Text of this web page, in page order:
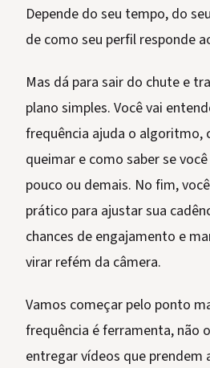
Depende do seu tempo, do
de como seu perfil responde
Mas dá para sair do chute e
plano simples. Você vai
frequência ajuda o algoritmo,
queimar e como saber se
pouco ou demais. No fim,
prático para ajustar sua
chances de engajamento e
virar refém da câmera.
Vamos começar pelo ponto
frequência é ferramenta, não
entregar vídeos que prendem